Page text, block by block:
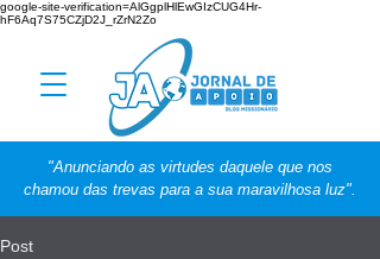
google-site-verification=AlGgplHlEwGIzCUG4Hr-
hF6Aq7S75CZjD2J_rZrN2Zo
"Anunciando as virtudes daquele que nos
chamou das trevas para a sua maravilhosa luz".
Post